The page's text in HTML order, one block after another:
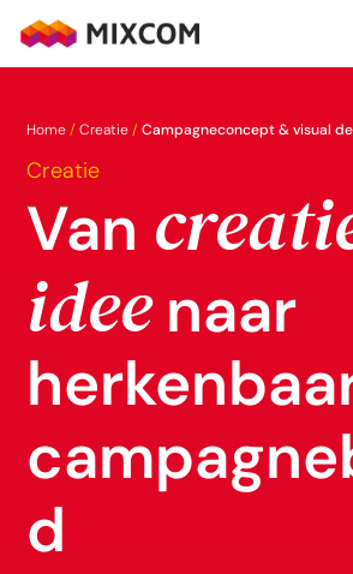
naar
MixCom
Home/Creatie/Campagneconcept & visual
Creatie
Van
ideenaar
d